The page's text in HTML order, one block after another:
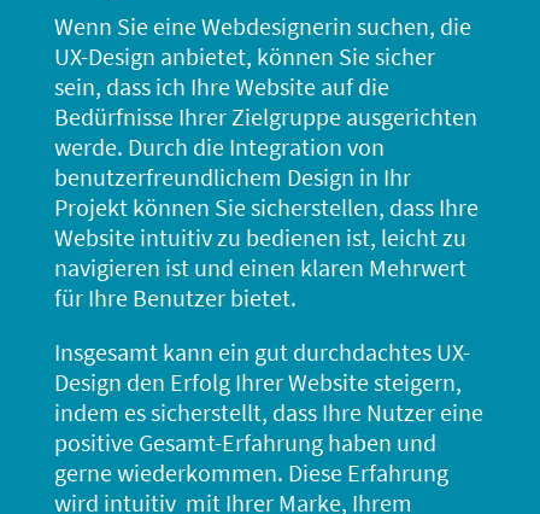
Wenn Sie eine Webdesignerin suchen, die
UX-Design anbietet, können Sie sicher
sein, dass ich Ihre Website auf die
Bedürfnisse Ihrer Zielgruppe ausgerichten
werde. Durch die Integration von
benutzerfreundlichem Design in Ihr
Projekt können Sie sicherstellen, dass Ihre
Website intuitiv zu bedienen ist, leicht zu
navigieren ist und einen klaren Mehrwert
für Ihre Benutzer bietet.
Insgesamt kann ein gut durchdachtes UX-
Design den Erfolg Ihrer Website steigern,
indem es sicherstellt, dass Ihre Nutzer eine
positive Gesamt-Erfahrung haben und
gerne wiederkommen. Diese Erfahrung
wird intuitiv mit Ihrer Marke, Ihrem